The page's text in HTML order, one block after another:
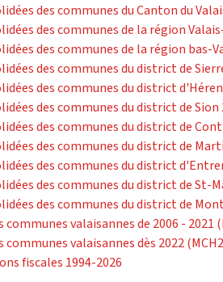
des communes du Canton du
des communes de la région
des communes de la région bas-
des communes du district de
des communes du district
des communes du district de Sion
des communes du district de
des communes du district de
des communes du district
des communes du district de St-
des communes du district de
valaisannes de 2006 - 2021
valaisannes dès 2022
fiscales 1994-2026